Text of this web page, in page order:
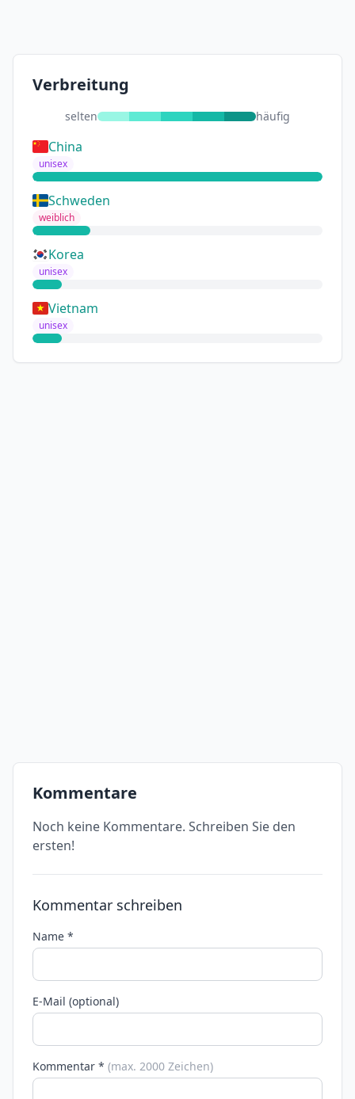
Verbreitung
selten häufig
China
unisex
Schweden
weiblich
Korea
unisex
Vietnam
unisex
Kommentare
Noch keine Kommentare. Schreiben Sie den
ersten!
Kommentar schreiben
Name *
E-Mail (optional)
Kommentar * (max. 2000 Zeichen)